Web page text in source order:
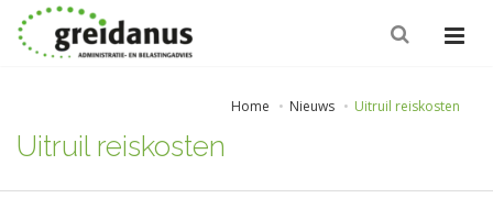
Home Nieuws Uitruil reiskosten
Uitruil reiskosten